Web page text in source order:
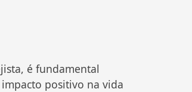
é fundamental
positivo na vida